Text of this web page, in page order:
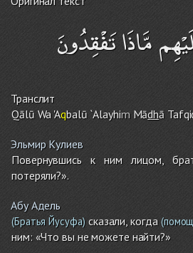
مَّاذَا تَفْقِدُونَ
Транслит
Qālū Wa 'Aqbalū `AlayhimMādhā
Эльмир Кулиев
Повернувшись к ним лицом,
потеряли?».
Абу Адель
(Братья Йусуфа)сказали, когда
ним: «Что вы не можете найти?»